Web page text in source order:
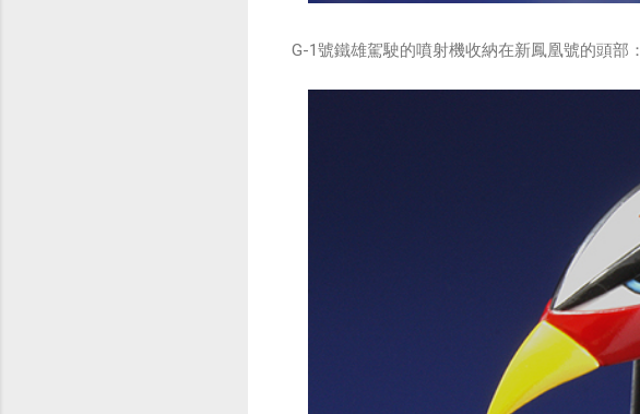
G-1號鐵雄駕駛的噴射機收納在新鳳凰號的頭部：